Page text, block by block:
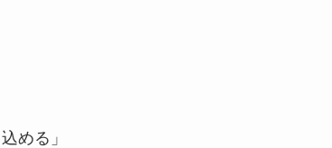
込める」